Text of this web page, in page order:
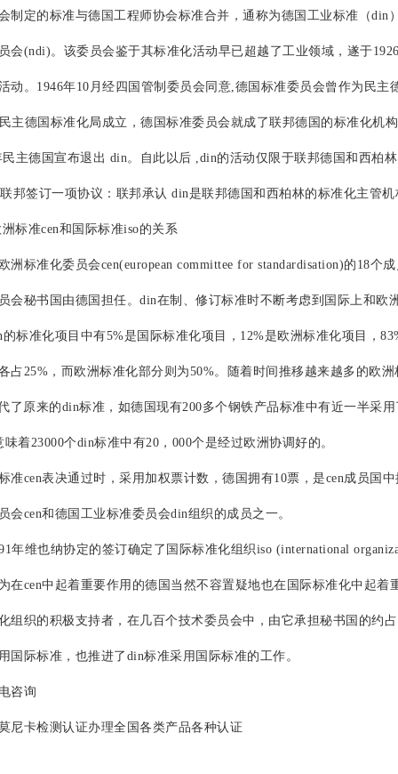
制定的标准与德国工程师协会标准合并，通称为德国工业标准（din
会(ndi)。该委员会鉴于其标准化活动早已超越了工业领域，遂于
动。1946年10月经四国管制委员会同意,德国标准委员会曾作为民
主德国标准化局成立，德国标准委员会就成了联邦德国的标准化机
民主德国宣布退出 din。自此以后 ,din的活动仅限于联邦德国和西柏
邦签订一项协议：联邦承认 din是联邦德国和西柏林的标准化主管
准cen和国际标准iso的关系
准化委员会cen(european committee for standardisation)的18个成
会秘书国由德国担任。din在制、修订标准时不断考虑到国际上和
的标准化项目中有5%是国际标准化项目，12%是欧洲标准化项目，
占25%，而欧洲标准化部分则为50%。随着时间推移越来越多的欧洲
了原来的din标准，如德国现有200多个钢铁产品标准中有近一半采
味着23000个din标准中有20，000个是经过欧洲协调好的。
表决通过时，采用加权票计数，德国拥有10票，是cen成员国中
会cen和德国工业标准委员会din组织的成员之一。
也纳协定的签订确定了国际标准化组织iso (international
在cen中起着重要作用的德国当然不容置疑地也在国际标准化中起
组织的积极支持者，在几百个技术委员会中，由它承担秘书国的约
国际标准，也推进了din标准采用国际标准的工作。
询
检测认证办理全国各类产品各种认证